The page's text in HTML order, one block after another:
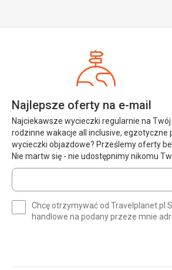
Najlepsze oferty na e-mail
Najciekawsze wycieczki regularnie na
rodzinne wakacje all inclusive, egzotyczne
wycieczki objazdowe? Prześlemy oferty
Nie martw się - nie udostępnimy nikomu
Wprowadź
swój
(wymagane)
Chcę otrzymywać od Travelplanet.pl
handlowe na podany przeze mnie